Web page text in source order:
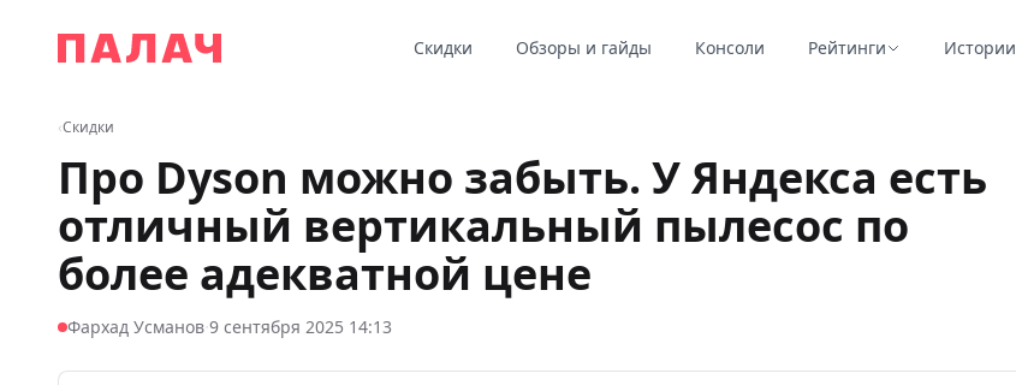
Палач
Скидки Обзоры и гайды Консоли Рейтинги Истории
‹Скидки
Про Dyson можно забыть. У Яндекса есть
отличный вертикальный пылесос по
более адекватной цене
Фархад Усманов·9 сентября 2025 14:13